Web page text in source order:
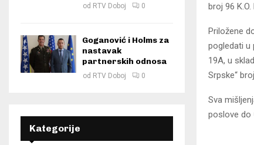
broj 96
Priložene
pogledati u
19A, u
Srpske“
Sva
poslove do
od RTV Doboj 0
Goganović i Holms za
nastavak
partnerskih odnosa
od RTV Doboj 0
Kategorije